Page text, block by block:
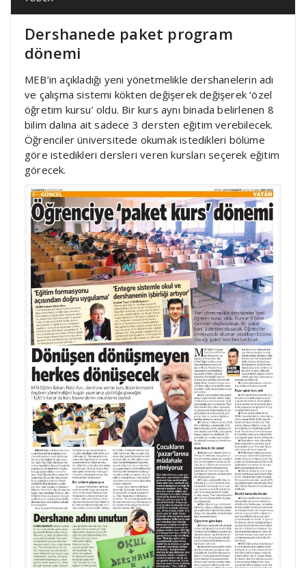
Dershanede paket program
dönemi
MEB’in açıkladığı yeni yönetmelikle dershanelerin adı
ve çalışma sistemi kökten değişerek değişerek ‘özel
öğretim kursu’ oldu. Bir kurs aynı binada belirlenen 8
bilim dalına ait sadece 3 dersten eğitim verebilecek.
Öğrenciler üniversitede okumak istedikleri bölüme
göre istedikleri dersleri veren kursları seçerek eğitim
görecek.